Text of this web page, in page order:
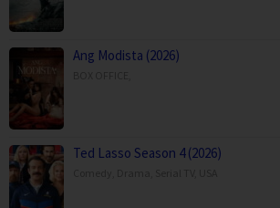
Ang Modista (2026)
Ted Lasso Season 4 (2026)